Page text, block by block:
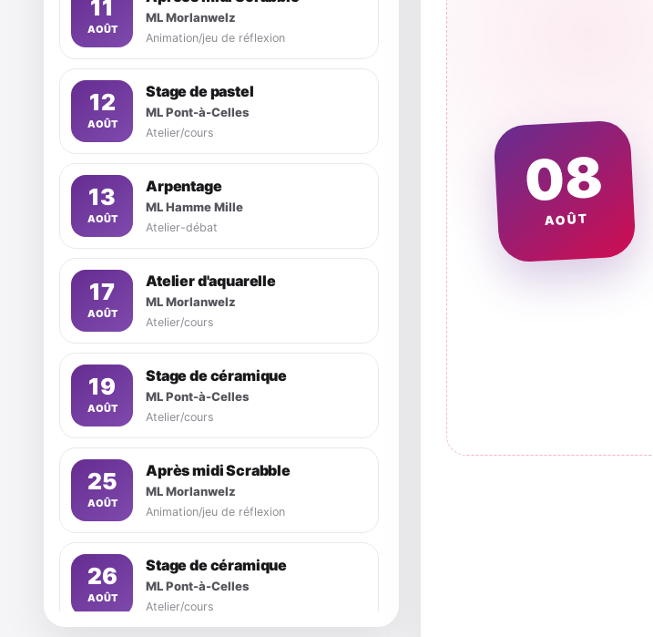
11
AOÛT
ML Morlanwelz
Animation/jeu de réflexion
12
AOÛT
Stage de pastel
ML Pont-à-Celles
Atelier/cours
13
AOÛT
Arpentage
ML Hamme Mille
Atelier-débat
17
AOÛT
Atelier d'aquarelle
ML Morlanwelz
Atelier/cours
19
AOÛT
Stage de céramique
ML Pont-à-Celles
Atelier/cours
25
AOÛT
Après midi Scrabble
ML Morlanwelz
Animation/jeu de réflexion
26
AOÛT
Stage de céramique
ML Pont-à-Celles
Atelier/cours
08
AOÛT